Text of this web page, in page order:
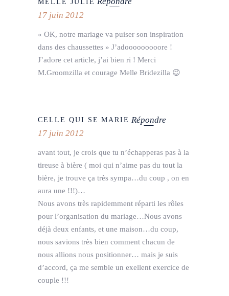
MELLE JULIE
17 juin 2012
« OK, notre mariage va puiser son inspiration
dans des chaussettes » J’adooooooooore !
J’adore cet article, j’ai bien ri ! Merci
M.Groomzilla et courage Melle Bridezilla 😉
CELLE QUI SE MARIE Répondre
17 juin 2012
avant tout, je crois que tu n’échapperas pas à la
tireuse à bière ( moi qui n’aime pas du tout la
bière, je trouve ça très sympa…du coup , on en
aura une !!!)…
Nous avons très rapidemment réparti les rôles
pour l’organisation du mariage…Nous avons
déjà deux enfants, et une maison…du coup,
nous savions très bien comment chacun de
nous allions nous positionner… mais je suis
d’accord, ça me semble un exellent exercice de
couple !!!